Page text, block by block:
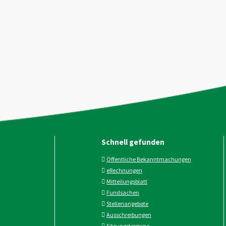
Schnell gefunden
Öffentliche Bekanntmachungen
eRechnungen
Mitteilungsblatt
Fundsachen
Stellenangebote
Ausschreibungen